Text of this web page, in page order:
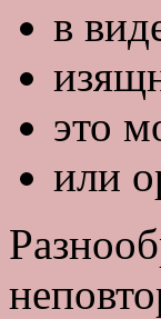
в
это
или